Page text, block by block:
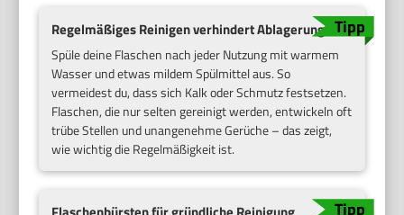
Regelmäßiges Reinigen verhindert Ablagerungen
Spüle deine Flaschen nach jeder Nutzung mit warmem
Wasser und etwas mildem Spülmittel aus. So
vermeidest du, dass sich Kalk oder Schmutz festsetzen.
Flaschen, die nur selten gereinigt werden, entwickeln oft
trübe Stellen und unangenehme Gerüche – das zeigt,
wie wichtig die Regelmäßigkeit ist.